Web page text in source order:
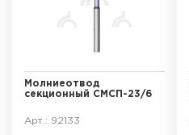
Молниеотвод
секционный СМСП-23/6
Арт.: 92133